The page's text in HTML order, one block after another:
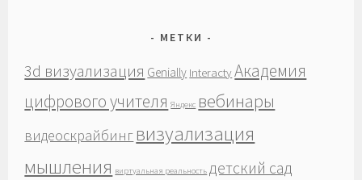
МЕТКИ
3d визуализация Genially Interacty Академия
цифрового учителя Яндекс вебинары
видеоскрайбинг визуализация
мышления виртуальная реальность детский сад